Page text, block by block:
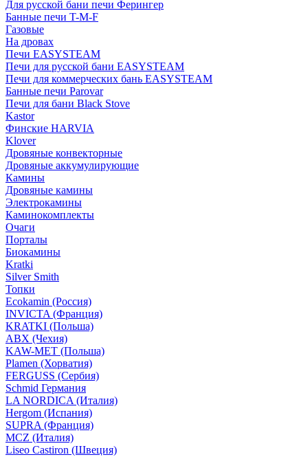
Для русской бани печи Ферингер
Банные печи T-M-F
Газовые
На дровах
Печи EASYSTEAM
Печи для русской бани EASYSTEAM
Печи для коммерческих бань EASYSTEAM
Банные печи Parovar
Печи для бани Black Stove
Kastor
Финские HARVIA
Klover
Дровяные конвекторные
Дровяные аккумулирующие
Камины
Дровяные камины
Электрокамины
Каминокомплекты
Очаги
Порталы
Биокамины
Kratki
Silver Smith
Топки
Ecokamin (Россия)
INVICTA (Франция)
KRATKI (Польша)
ABX (Чехия)
KAW-MET (Польша)
Plamen (Хорватия)
FERGUSS (Сербия)
Schmid Германия
LA NORDICA (Италия)
Hergom (Испания)
SUPRA (Франция)
MCZ (Италия)
Liseo Castiron (Швеция)